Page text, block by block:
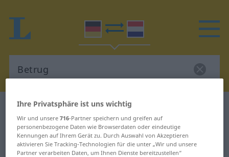
Deutsch-Niederländisch Wörterbuch
Deutsch-Niederländisch
Übersetzung für "Betrug"
Ihre Privatsphäre ist uns wichtig
Wir und unsere716-Partner speichern und greifen auf
personenbezogene Daten wie Browserdaten oder eindeutige
Kennungen auf Ihrem Gerät zu. Durch Auswahl von Akzeptieren
aktivieren Sie Tracking-Technologien für die unter „Wir und unsere
Partner verarbeiten Daten, um Ihnen Dienste bereitzustellen“